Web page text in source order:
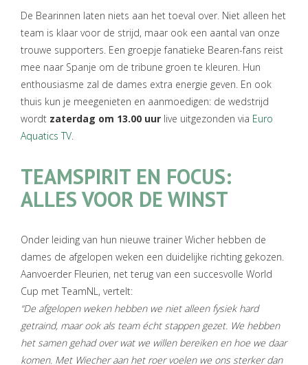
De Bearinnen laten niets aan het toeval over. Niet alleen het
team is klaar voor de strijd, maar ook een aantal van onze
trouwe supporters. Een groepje fanatieke Bearen-fans reist
mee naar Spanje om de tribune groen te kleuren. Hun
enthousiasme zal de dames extra energie geven. En ook
thuis kun je meegenieten en aanmoedigen: de wedstrijd
wordt zaterdag om 13.00 uur live uitgezonden via Euro
Aquatics TV.
TEAMSPIRIT EN FOCUS:
ALLES VOOR DE WINST
Onder leiding van hun nieuwe trainer Wicher hebben de
dames de afgelopen weken een duidelijke richting gekozen.
Aanvoerder Fleurien, net terug van een succesvolle World
Cup met TeamNL, vertelt:
“De afgelopen weken hebben we niet alleen fysiek hard
getraind, maar ook als team écht stappen gezet. We hebben
het samen gehad over wat we willen bereiken en hoe we daar
komen. Met Wiecher aan het roer voelen we ons sterker dan